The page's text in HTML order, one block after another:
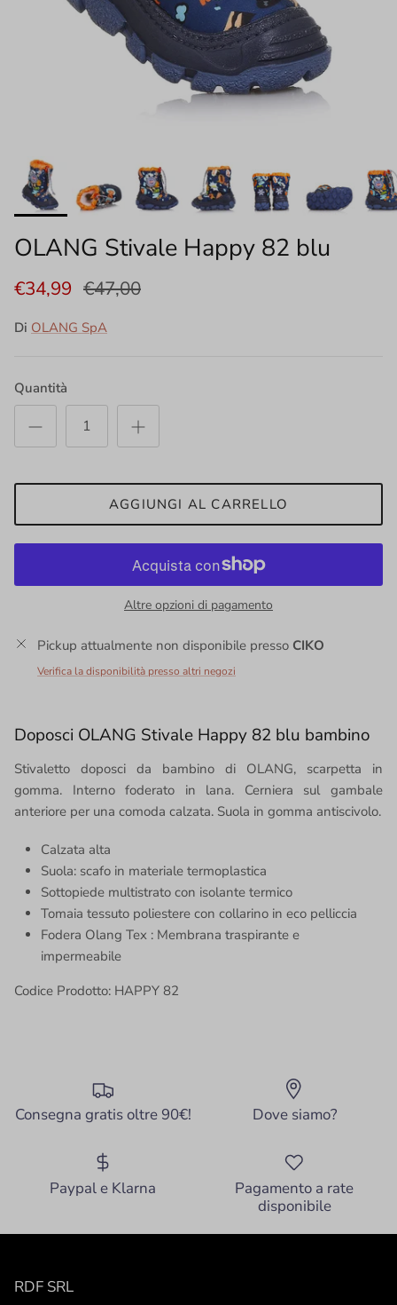
OLANG Stivale Happy 82 blu
€34,99 €47,00
Di OLANG SpA
Quantità
AGGIUNGI AL CARRELLO
Altre opzioni di pagamento
Pickup attualmente non disponibile presso CIKO
Verifica la disponibilità presso altri negozi
Doposci OLANG Stivale Happy 82 blu bambino
Stivaletto doposci da bambino di OLANG, scarpetta in
gomma. Interno foderato in lana. Cerniera sul gambale
anteriore per una comoda calzata. Suola in gomma antiscivolo.
Calzata alta
Suola: scafo in materiale termoplastica
Sottopiede multistrato con isolante termico
Tomaia tessuto poliestere con collarino in eco pelliccia
Fodera Olang Tex : Membrana traspirante e
impermeabile
Codice Prodotto: HAPPY 82
Consegna gratis oltre 90€! Dove siamo?
Paypal e Klarna
Pagamento a rate
disponibile
RDF SRL